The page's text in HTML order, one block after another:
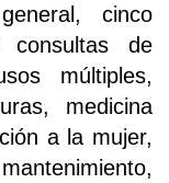
cinco
consultas de
múltiples,
medicina
a la mujer,